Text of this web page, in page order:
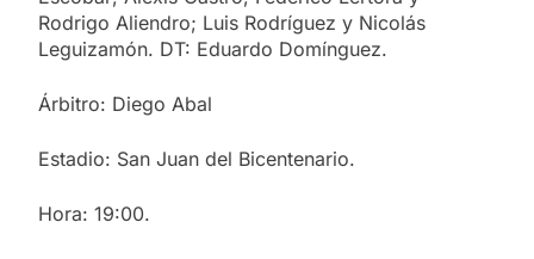
Rodrigo Aliendro; Luis Rodríguez y Nicolás
Leguizamón. DT: Eduardo Domínguez.
Árbitro: Diego Abal
Estadio: San Juan del Bicentenario.
Hora: 19:00.